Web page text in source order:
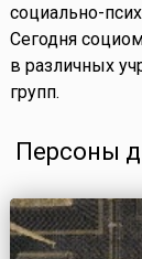
социально-
Сегодня
в различных
групп.
Персоны